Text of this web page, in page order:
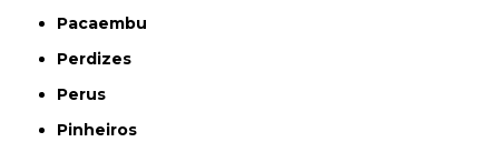
Pacaembu
Perdizes
Perus
Pinheiros